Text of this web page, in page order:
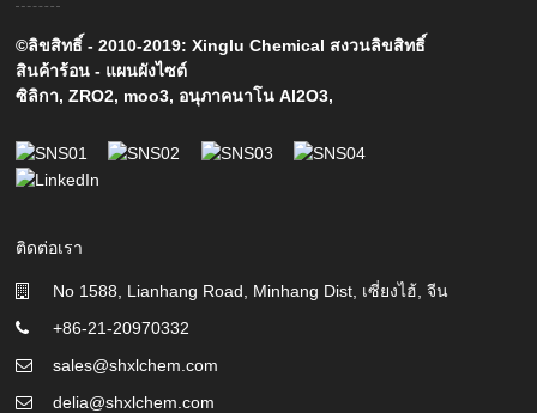
©ลิขสิทธิ์ - 2010-2019: Xinglu Chemical สงวนลิขสิทธิ์
สินค้าร้อน - แผนผังไซต์
ซิลิกา,ZRO2, moo3, อนุภาคนาโน Al2O3,
ติดต่อเรา
No 1588, Lianhang Road, Minhang Dist, เซี่ยงไฮ้, จีน
+86-21-20970332
sales@shxlchem.com
delia@shxlchem.com